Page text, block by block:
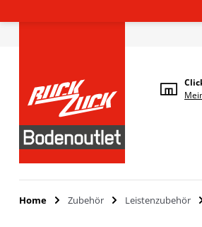
Home Zubehör Leistenzubehör